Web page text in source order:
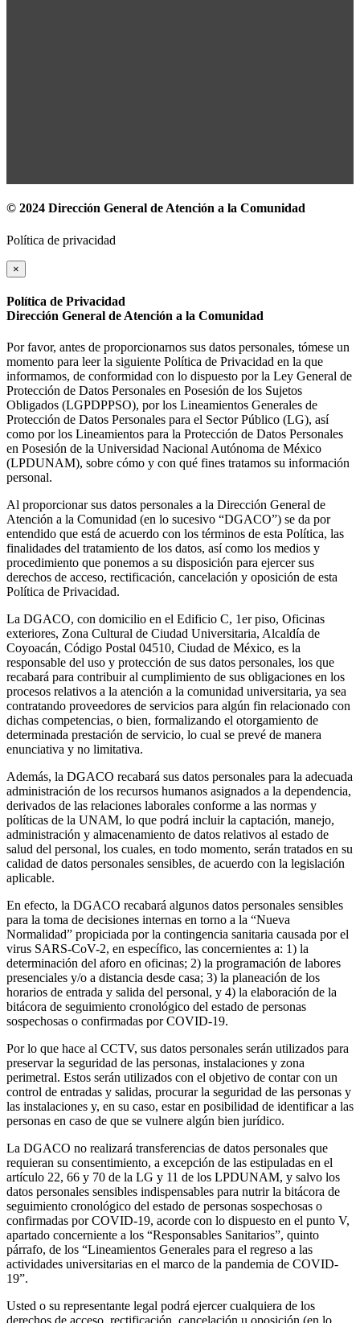
© 2024 Dirección General de Atención a la Comunidad
Política de privacidad
×
Política de Privacidad
Dirección General de Atención a la Comunidad
Por favor, antes de proporcionarnos sus datos personales, tómese un
momento para leer la siguiente Política de Privacidad en la que
informamos, de conformidad con lo dispuesto por la Ley General de
Protección de Datos Personales en Posesión de los Sujetos
Obligados (LGPDPPSO), por los Lineamientos Generales de
Protección de Datos Personales para el Sector Público (LG), así
como por los Lineamientos para la Protección de Datos Personales
en Posesión de la Universidad Nacional Autónoma de México
(LPDUNAM), sobre cómo y con qué fines tratamos su información
personal.
Al proporcionar sus datos personales a la Dirección General de
Atención a la Comunidad (en lo sucesivo “DGACO”) se da por
entendido que está de acuerdo con los términos de esta Política, las
finalidades del tratamiento de los datos, así como los medios y
procedimiento que ponemos a su disposición para ejercer sus
derechos de acceso, rectificación, cancelación y oposición de esta
Política de Privacidad.
La DGACO, con domicilio en el Edificio C, 1er piso, Oficinas
exteriores, Zona Cultural de Ciudad Universitaria, Alcaldía de
Coyoacán, Código Postal 04510, Ciudad de México, es la
responsable del uso y protección de sus datos personales, los que
recabará para contribuir al cumplimiento de sus obligaciones en los
procesos relativos a la atención a la comunidad universitaria, ya sea
contratando proveedores de servicios para algún fin relacionado con
dichas competencias, o bien, formalizando el otorgamiento de
determinada prestación de servicio, lo cual se prevé de manera
enunciativa y no limitativa.
Además, la DGACO recabará sus datos personales para la adecuada
administración de los recursos humanos asignados a la dependencia,
derivados de las relaciones laborales conforme a las normas y
políticas de la UNAM, lo que podrá incluir la captación, manejo,
administración y almacenamiento de datos relativos al estado de
salud del personal, los cuales, en todo momento, serán tratados en su
calidad de datos personales sensibles, de acuerdo con la legislación
aplicable.
En efecto, la DGACO recabará algunos datos personales sensibles
para la toma de decisiones internas en torno a la “Nueva
Normalidad” propiciada por la contingencia sanitaria causada por el
virus SARS-CoV-2, en específico, las concernientes a: 1) la
determinación del aforo en oficinas; 2) la programación de labores
presenciales y/o a distancia desde casa; 3) la planeación de los
horarios de entrada y salida del personal, y 4) la elaboración de la
bitácora de seguimiento cronológico del estado de personas
sospechosas o confirmadas por COVID-19.
Por lo que hace al CCTV, sus datos personales serán utilizados para
preservar la seguridad de las personas, instalaciones y zona
perimetral. Estos serán utilizados con el objetivo de contar con un
control de entradas y salidas, procurar la seguridad de las personas y
las instalaciones y, en su caso, estar en posibilidad de identificar a las
personas en caso de que se vulnere algún bien jurídico.
La DGACO no realizará transferencias de datos personales que
requieran su consentimiento, a excepción de las estipuladas en el
artículo 22, 66 y 70 de la LG y 11 de los LPDUNAM, y salvo los
datos personales sensibles indispensables para nutrir la bitácora de
seguimiento cronológico del estado de personas sospechosas o
confirmadas por COVID-19, acorde con lo dispuesto en el punto V,
apartado concerniente a los “Responsables Sanitarios”, quinto
párrafo, de los “Lineamientos Generales para el regreso a las
actividades universitarias en el marco de la pandemia de COVID-
19”.
Usted o su representante legal podrá ejercer cualquiera de los